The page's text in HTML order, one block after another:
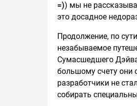
=)) мы не
это досадное
Продолжение, по
незабываемое
Сумасшедшего
большому счету они
разработчики не
собирать